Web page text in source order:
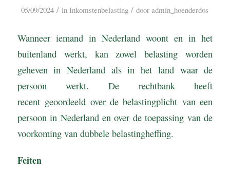
05/09/2024 / inInkomstenbelasting / dooradmin_hoenderdos
Wanneer iemand in Nederland woont en in het
buitenland werkt, kan zowel belasting worden
geheven in Nederland als in het land waar de
persoon werkt. De rechtbank heeft
recent geoordeeld over de belastingplicht van een
persoon in Nederland en over de toepassing van de
voorkoming van dubbele belastingheffing.
Feiten